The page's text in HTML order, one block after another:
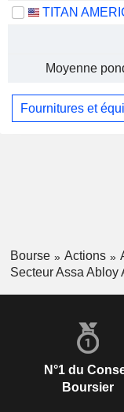
TITAN
Moyenne
Fournitures et
Bourse Actions
Secteur Assa Abloy
N°1 du
Boursier